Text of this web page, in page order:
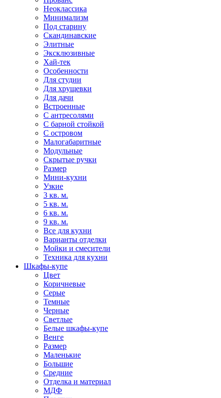
Неоклассика
Минимализм
Под старину
Скандинавские
Элитные
Эксклюзивные
Хай-тек
Особенности
Для студии
Для хрущевки
Для дачи
Встроенные
С антресолями
С барной стойкой
С островом
Малогабаритные
Модульные
Скрытые ручки
Размер
Мини-кухни
Узкие
3 кв. м.
5 кв. м.
6 кв. м.
9 кв. м.
Все для кухни
Варианты отделки
Мойки и смесители
Техника для кухни
Шкафы-купе
Цвет
Коричневые
Серые
Темные
Черные
Светлые
Белые шкафы-купе
Венге
Размер
Маленькие
Большие
Средние
Отделка и материал
МДФ